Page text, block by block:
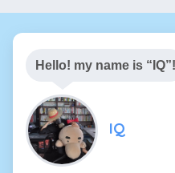
Hello! my name is “IQ”!
IQ